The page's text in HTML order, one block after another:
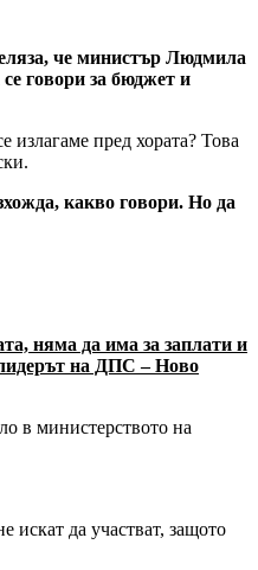
че министър Людмила
говори за бюджет и
пред хората? Това
какво говори. Но да
няма да има за заплати и
на ДПС – Ново
в министерството на
искат да участват, защото